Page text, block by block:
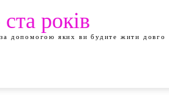
років
допомогою яких ви будите жити довго